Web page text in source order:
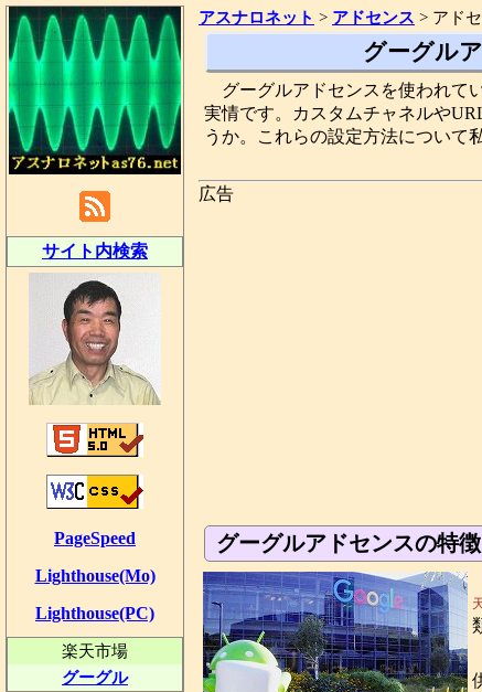
アスナロネット > アドセンス > アド
グーグル
グーグルアドセンスを使われて
実情です。カスタムチャネルや
うか。これらの設定方法について
広告
グーグルアドセンスの特徴
サイト内検索
PageSpeed
Lighthouse(Mo)
Lighthouse(PC)
楽天市場
グーグル